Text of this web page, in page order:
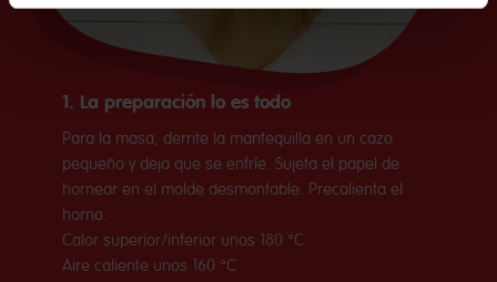
1. La preparación lo es todo
Para la masa, derrite la mantequilla en un cazo
pequeño y deja que se enfríe. Sujeta el papel de
hornear en el molde desmontable. Precalienta el
horno.
Calor superior/inferior unos 180 °C
Aire caliente unos 160 °C